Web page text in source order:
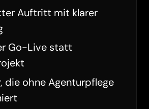
Auftritt mit klarer
Go-Live statt
die ohne Agenturpflege